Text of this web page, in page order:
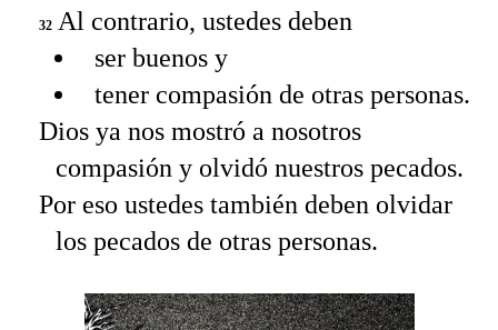
32 Al contrario, ustedes deben
ser buenos y
tener compasión de otras personas.
Dios ya nos mostró a nosotros
compasión y olvidó nuestros pecados.
Por eso ustedes también deben olvidar
los pecados de otras personas.